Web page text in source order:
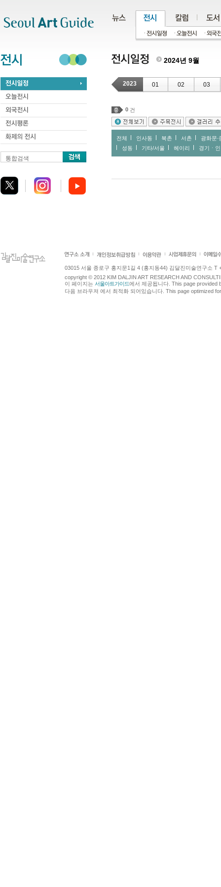
통합검색
2024년 9월
2023 01 02 03
0 건
전체 인사동 북촌 서촌
광화문∙
성동
기타/서울 헤이리 경기ㆍ
03015 서울 종로구 홍지문1길 4 (홍지동44) 김달진미술연구소 T
copyright © 2012 KIM DALJIN ART RESEARCH AND
이 페이지는 서울아트가이드에서 제공됩니다. This page provided
다음 브라우져 에서 최적화 되어있습니다. This page optimized